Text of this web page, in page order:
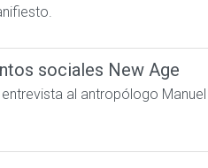
sociales New Age
al antropólogo